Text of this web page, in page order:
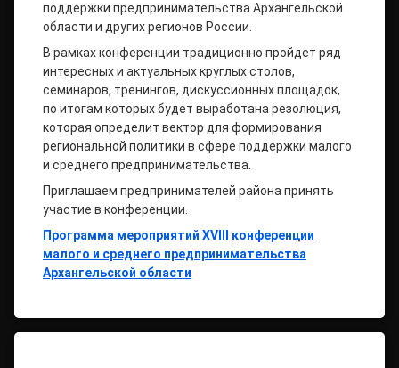
поддержки предпринимательства Архангельской
области и других регионов России.
В рамках конференции традиционно пройдет ряд
интересных и актуальных круглых столов,
семинаров, тренингов, дискуссионных площадок,
по итогам которых будет выработана резолюция,
которая определит вектор для формирования
региональной политики в сфере поддержки малого
и среднего предпринимательства.
Приглашаем предпринимателей района принять
участие в конференции.
Программа мероприятий XVIII конференции
малого и среднего предпринимательства
Архангельской области